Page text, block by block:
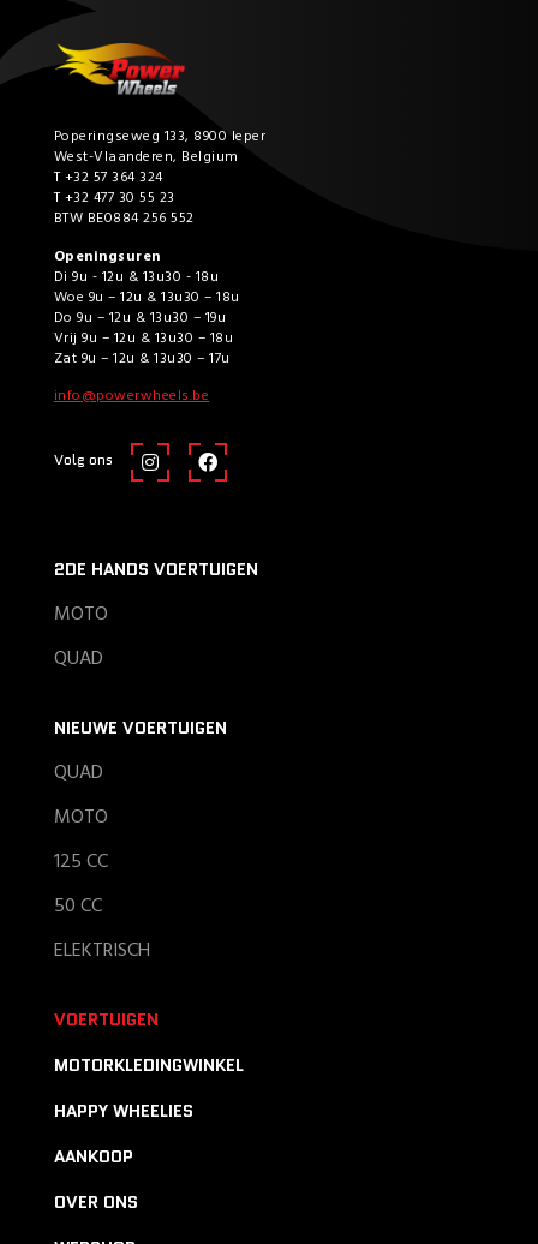
Poperingseweg 133, 8900 Ieper
West-Vlaanderen, Belgium
T +32 57 364 324
T +32 477 30 55 23
BTW BE0884 256 552
Openingsuren
Di 9u - 12u & 13u30 - 18u
Woe 9u – 12u & 13u30 – 18u
Do 9u – 12u & 13u30 – 19u
Vrij 9u – 12u & 13u30 – 18u
Zat 9u – 12u & 13u30 – 17u
info@powerwheels.be
Volg ons
2DE HANDS VOERTUIGEN
MOTO
QUAD
NIEUWE VOERTUIGEN
QUAD
MOTO
125 CC
50 CC
ELEKTRISCH
VOERTUIGEN
MOTORKLEDINGWINKEL
HAPPY WHEELIES
AANKOOP
OVER ONS